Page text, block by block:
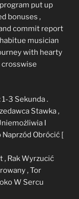
put up
bonuses ,
commit report
musician
with hearty
3 Sekunda .
Stawka ,
I
Naprzód Obrócić [
, Rak Wyrzucić
, Tor
W Sercu